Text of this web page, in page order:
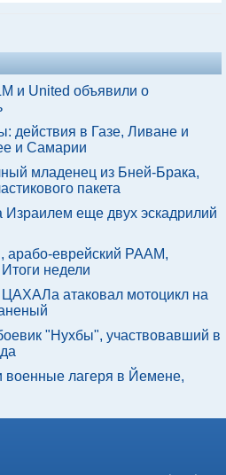
и United объявили о
действия в Газе, Ливане и
и Самарии
младенец из Бней-Брака,
пакета
Израилем еще двух эскадрилий
арабо-еврейский РААМ,
недели
атаковал мотоцикл на
"Нухбы", участвовавший в
военные лагеря в Йемене,